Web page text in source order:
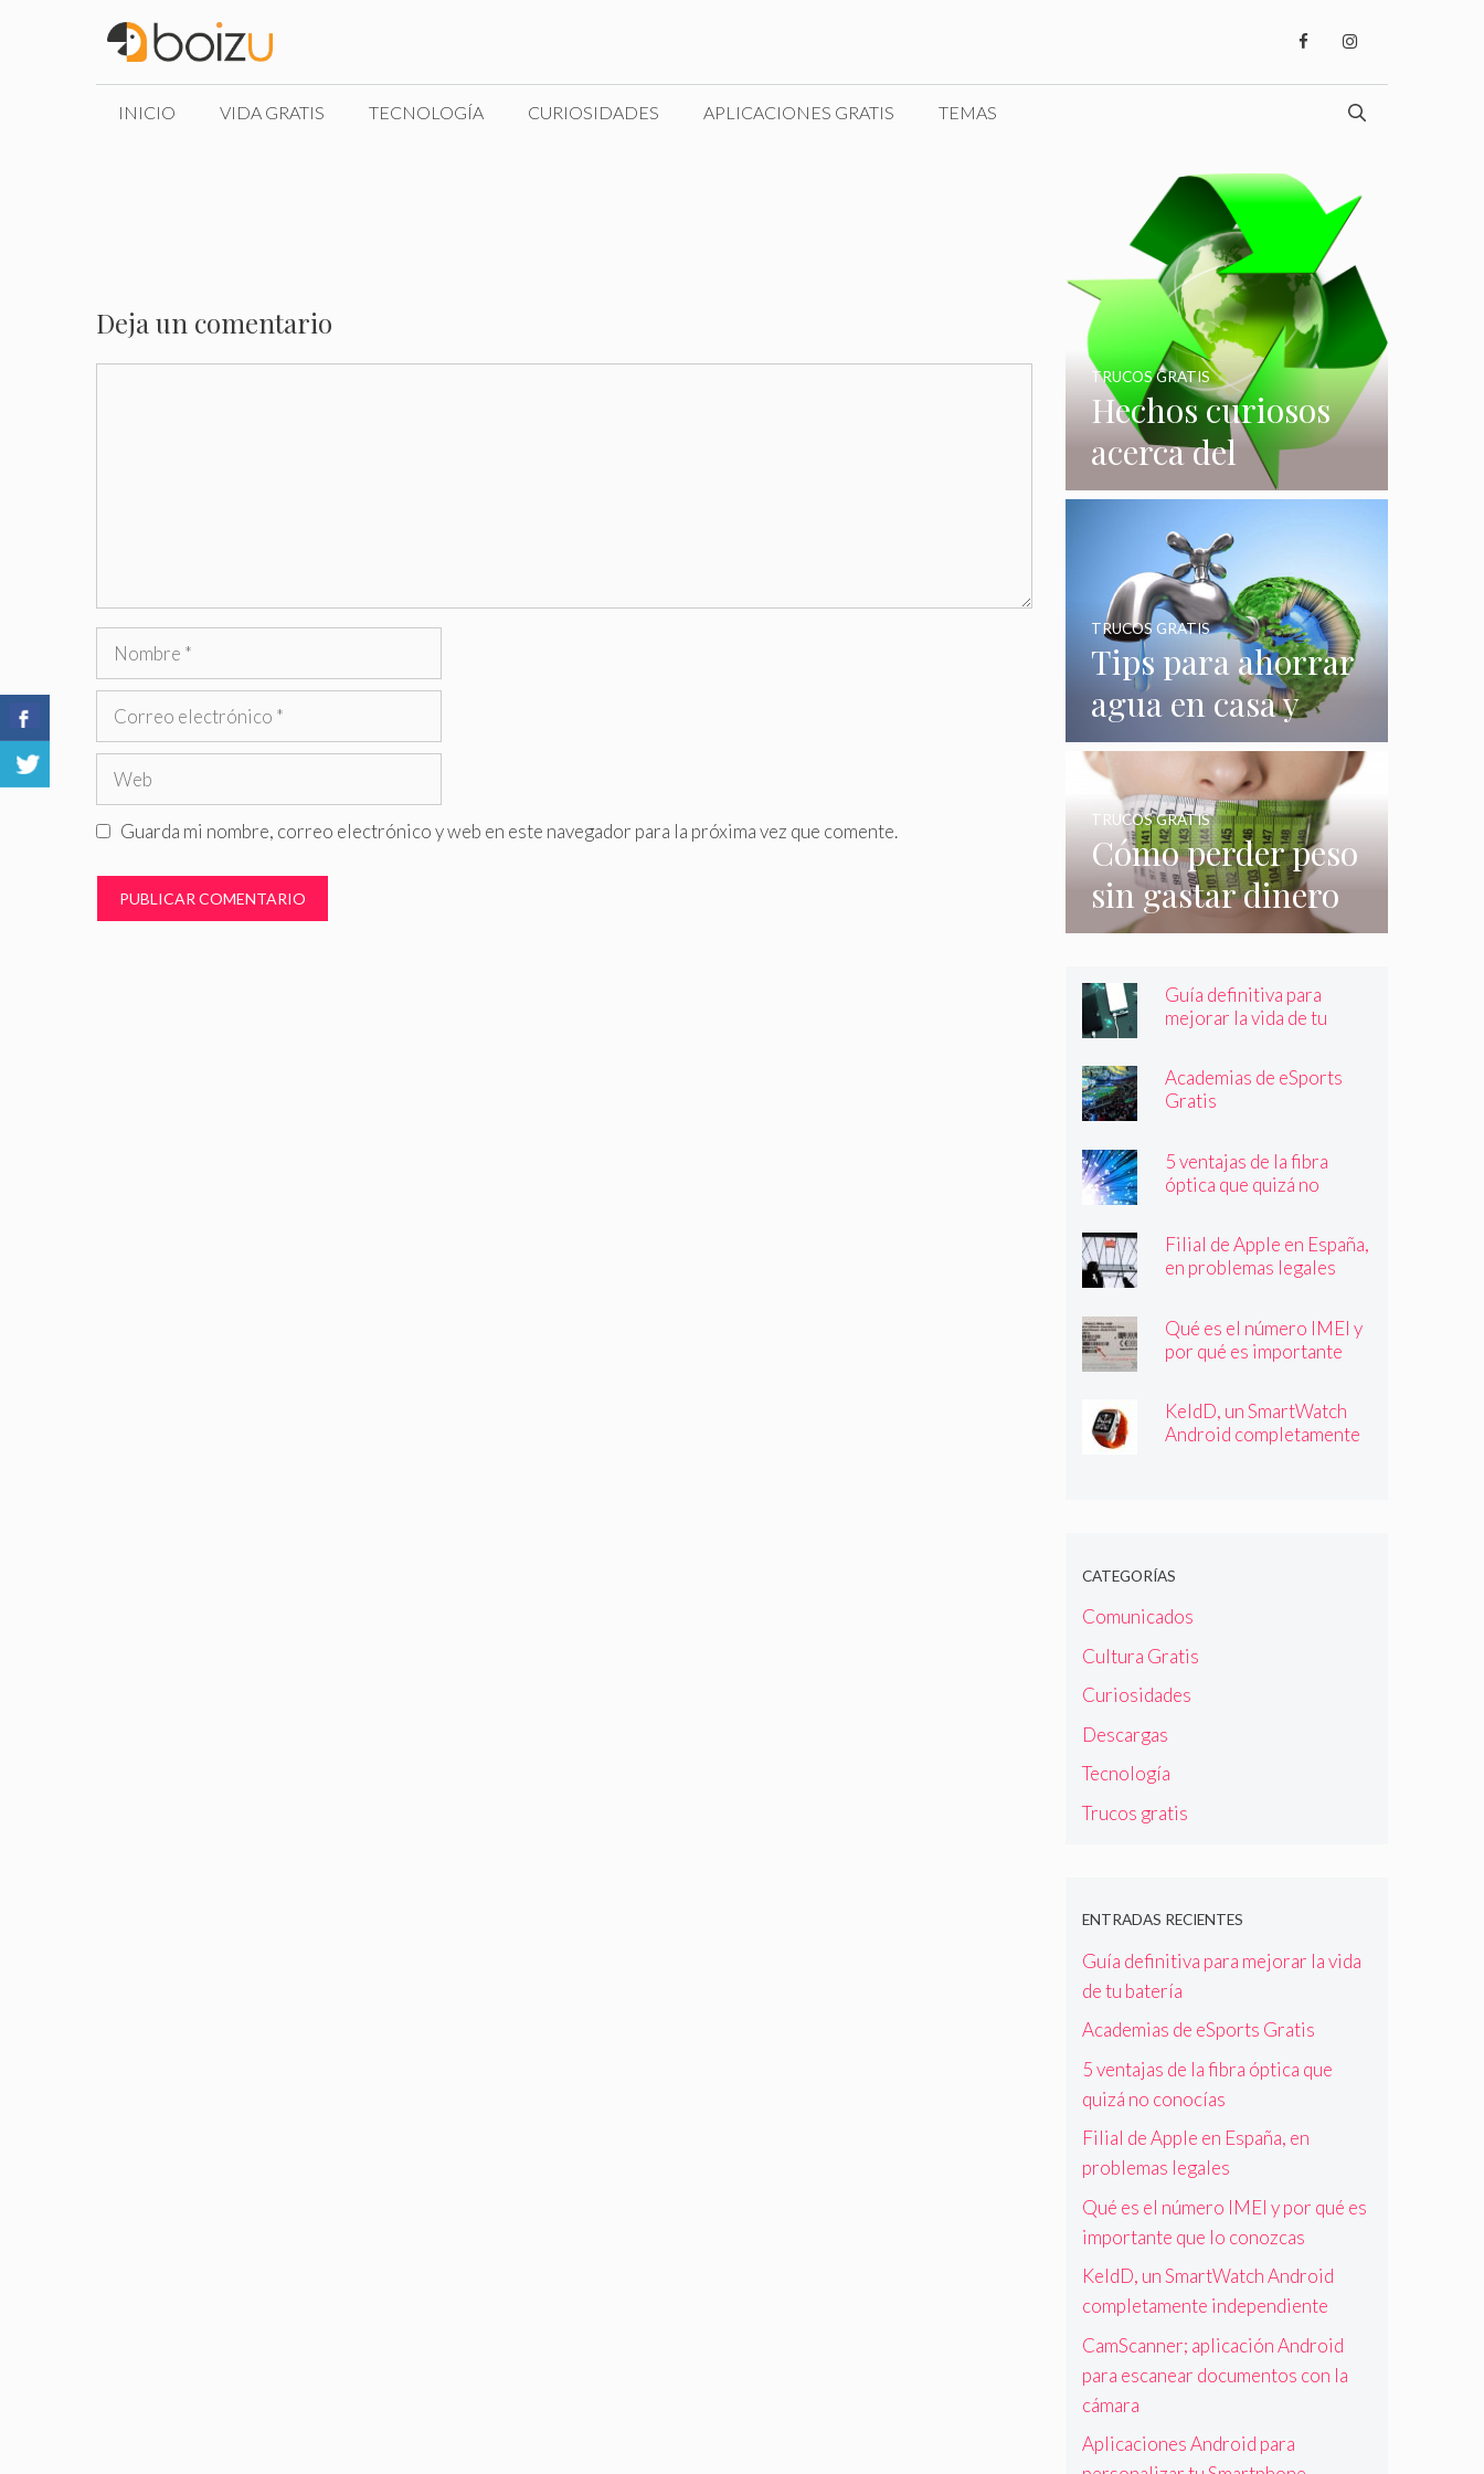
INICIO VIDA GRATIS TECNOLOGÍA CURIOSIDADES APLICACIONES GRATIS TEMAS
Deja un comentario
Nombre
Correo
Web
Guarda mi nombre, correo electrónico y web en este navegador para la próxima vez que comente.
Hechos curiosos
acerca del
reciclaje que
quizás no
conocías
TRUCOS GRATIS
Tips para ahorrar
agua en casa y
gastar menos en
su consumo
TRUCOS GRATIS
Cómo perder peso
sin gastar dinero
e incluso sin
hacer nada
TRUCOS GRATIS
Guía definitiva para
mejorar la vida de tu
Academias de eSports
Gratis
5 ventajas de la fibra
óptica que quizá no
Filial de Apple en España,
en problemas legales
Qué es el número IMEI y
por qué es importante
KeldD, un SmartWatch
Android completamente
CATEGORÍAS
Comunicados
Cultura Gratis
Curiosidades
Descargas
Tecnología
Trucos gratis
ENTRADAS RECIENTES
Guía definitiva para mejorar la vida
de tu batería
Academias de eSports Gratis
5 ventajas de la fibra óptica que
quizá no conocías
Filial de Apple en España, en
problemas legales
Qué es el número IMEI y por qué es
importante que lo conozcas
KeldD, un SmartWatch Android
completamente independiente
CamScanner; aplicación Android
para escanear documentos con la
cámara
Aplicaciones Android para